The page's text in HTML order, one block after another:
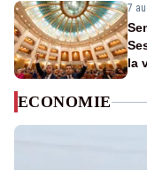
7
la
ECONOMIE